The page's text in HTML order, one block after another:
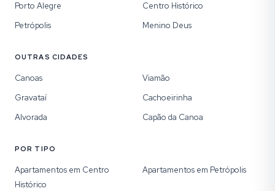
Porto Alegre
Centro Histórico
Petrópolis
Menino Deus
OUTRAS CIDADES
Canoas
Viamão
Gravataí
Cachoeirinha
Alvorada
Capão da Canoa
POR TIPO
Apartamentos em Centro
Histórico
Apartamentos em Petrópolis